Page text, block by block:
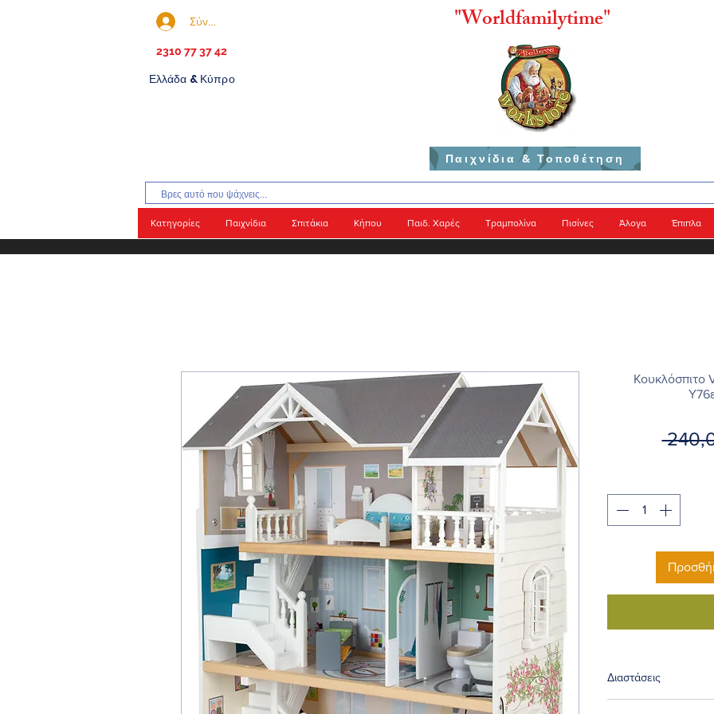
Σύνδεση
2310 77 37 42
Ελλάδα & Κύπρο
"Worldfamilytime"
Παιχνίδια & Τοποθέτηση
Κατηγορίες Παιχνίδια Σπιτάκια Κήπου Παιδ. Χαρές Τραμπολίνα Πισίνες Άλογα Έπιπλα
Κουκλόσπιτο
Διαστάσεις